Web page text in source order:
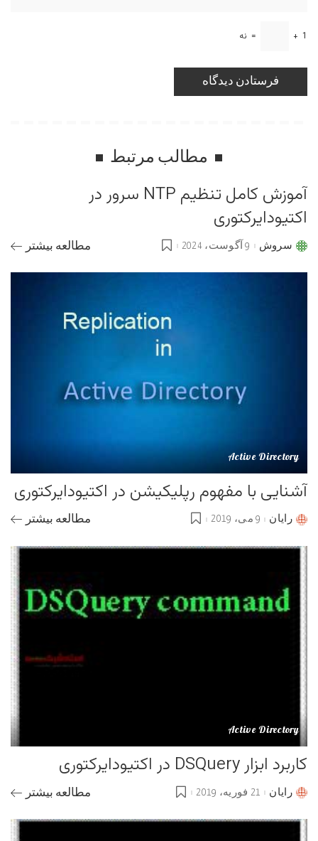
1
+
= نه
مطالب مرتبط
آموزش کامل تنظیم NTP سرور در
اکتیودایرکتوری
Postedسروش 9 آگوست، 2024 مطالعه بیشتر
Active Directory
آشنایی با مفهوم رپلیکیشن در اکتیودایرکتوری
Postedرایان 9 می، 2019 مطالعه بیشتر
Active Directory
کاربرد ابزار DSQuery در اکتیودایرکتوری
Postedرایان 21 فوریه، 2019 مطالعه بیشتر